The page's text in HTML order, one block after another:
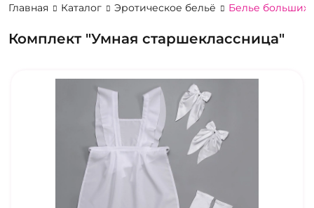
Главная Каталог Эротическое бельё Белье больших
Комплект "Умная старшеклассница"